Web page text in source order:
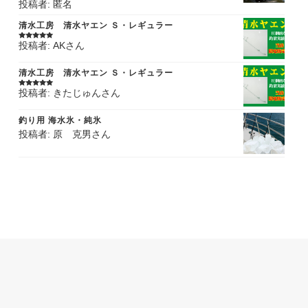
5段階中5の
評価
投稿者: 匿名
清水工房 清水ヤエン Ｓ・レギュラー
5段階中5の
評価
投稿者: AKさん
清水工房 清水ヤエン Ｓ・レギュラー
5段階中5の
評価
投稿者: きたじゅんさん
釣り用 海水氷・純氷
投稿者: 原 克男さん